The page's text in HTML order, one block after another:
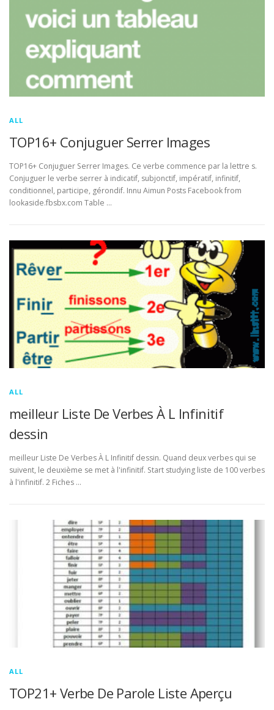
ALL
TOP16+ Conjuguer Serrer Images
TOP16+ Conjuguer Serrer Images. Ce verbe commence par la lettre s.
Conjuguer le verbe serrer à indicatif, subjonctif, impératif, infinitif,
conditionnel, participe, gérondif. Innu Aimun Posts Facebook from
lookaside.fbsbx.com Table …
ALL
meilleur Liste De Verbes À L Infinitif
dessin
meilleur Liste De Verbes À L Infinitif dessin. Quand deux verbes qui se
suivent, le deuxième se met à l'infinitif. Start studying liste de 100 verbes
à l'infinitif. 2 Fiches …
ALL
TOP21+ Verbe De Parole Liste Aperçu